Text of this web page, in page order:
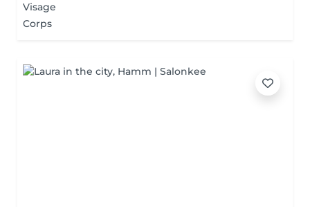
Visage
Corps